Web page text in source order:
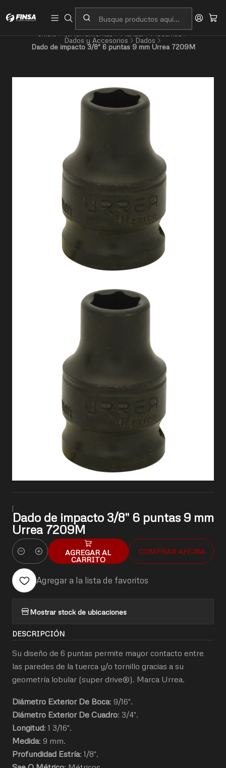
Dados y Accesorios Dados
Dado de impacto 3/8" 6 puntas 9 mm Urrea 7209M
|
Dado de impacto 3/8" 6 puntas 9 mm
Urrea 7209M
Cantidad
AGREGAR AL
CARRITO
COMPRAR AHORA
Agregar a la lista de favoritos
Mostrar stock de ubicaciones
DESCRIPCIÓN
Su diseño de 6 puntas permite mayor contacto entre
las paredes de la tuerca y/o tornillo gracias a su
geometría lobular (super drive®). Marca Urrea.
Diámetro Exterior De Boca: 9/16".
Diámetro Exterior De Cuadro: 3/4".
Longitud: 1 3/16".
Medida: 9 mm.
Profundidad Estría: 1/8".